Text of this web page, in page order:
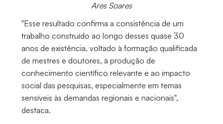
Ares Soares
"Esse resultado confirma a consistência de um
trabalho construído ao longo desses quase 30
anos de existência, voltado à formação qualificada
de mestres e doutores, à produção de
conhecimento científico relevante e ao impacto
social das pesquisas, especialmente em temas
sensíveis às demandas regionais e nacionais",
destaca.